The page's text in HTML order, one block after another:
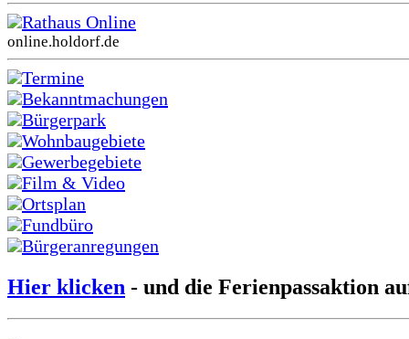
Rathaus Online
online.holdorf.de
Termine
Bekanntmachungen
Bürgerpark
Wohnbaugebiete
Gewerbegebiete
Film & Video
Ortsplan
Fundbüro
Bürgeranregungen
Hier klicken - und die Ferienpassaktion